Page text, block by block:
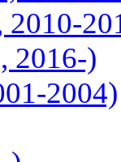
2016-)
2004)